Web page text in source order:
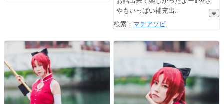
やもいっぱい補充出
検索： マチアソビ